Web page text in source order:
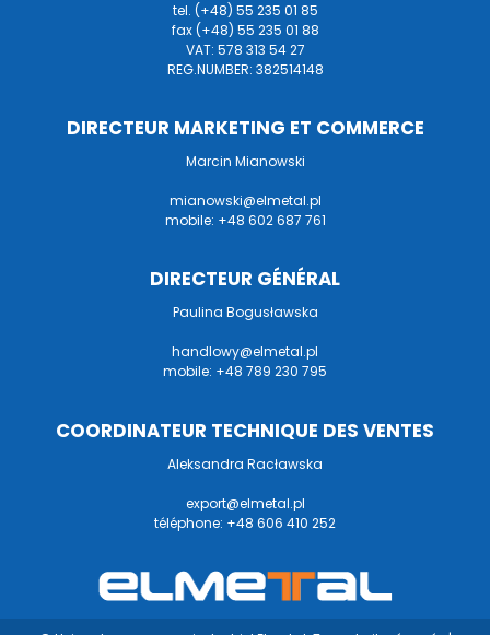
tel. (+48) 55 235 01 85
fax (+48) 55 235 01 88
VAT: 578 313 54 27
REG.NUMBER: 382514148
DIRECTEUR MARKETING ET COMMERCE
Marcin Mianowski
mianowski@elmetal.pl
mobile: +48 602 687 761
DIRECTEUR GÉNÉRAL
Paulina Bogusławska
handlowy@elmetal.pl
mobile: +48 789 230 795
COORDINATEUR TECHNIQUE DES VENTES
Aleksandra Racławska
export@elmetal.pl
téléphone: +48 606 410 252